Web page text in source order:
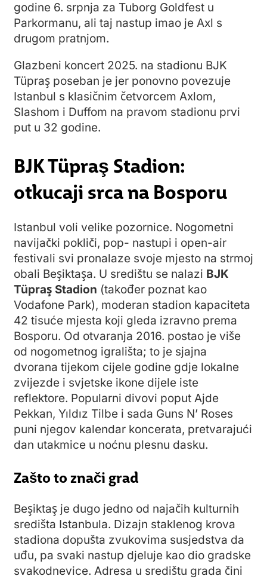
godine 6. srpnja za Tuborg Goldfest u
Parkormanu, ali taj nastup imao je Axl s
drugom pratnjom.
Glazbeni koncert 2025. na stadionu BJK
Tüpraş poseban je jer ponovno povezuje
Istanbul s klasičnim četvorcem Axlom,
Slashom i Duffom na pravom stadionu prvi
put u 32 godine.
BJK Tüpraş Stadion:
otkucaji srca na Bosporu
Istanbul voli velike pozornice. Nogometni
navijački pokliči, pop- nastupi i open-air
festivali svi pronalaze svoje mjesto na strmoj
obali Beşiktaşa. U središtu se nalazi BJK
Tüpraş Stadion (također poznat kao
Vodafone Park), moderan stadion kapaciteta
42 tisuće mjesta koji gleda izravno prema
Bosporu. Od otvaranja 2016. postao je više
od nogometnog igrališta; to je sjajna
dvorana tijekom cijele godine gdje lokalne
zvijezde i svjetske ikone dijele iste
reflektore. Popularni divovi poput Ajde
Pekkan, Yıldız Tilbe i sada Guns N’ Roses
puni njegov kalendar koncerata, pretvarajući
dan utakmice u noćnu plesnu dasku.
Zašto to znači grad
Beşiktaş je dugo jedno od najačih kulturnih
središta Istanbula. Dizajn staklenog krova
stadiona dopušta zvukovima susjedstva da
uđu, pa svaki nastup djeluje kao dio gradske
svakodnevice. Adresa u središtu grada čini